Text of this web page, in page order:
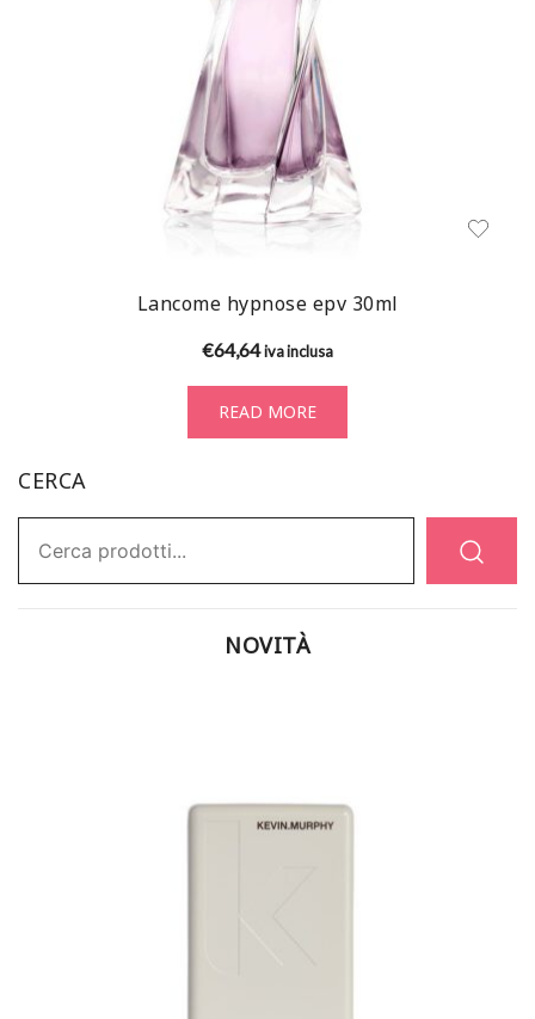
Lancome hypnose epv 30ml
€64,64iva inclusa
READ MORE
CERCA
NOVITÀ